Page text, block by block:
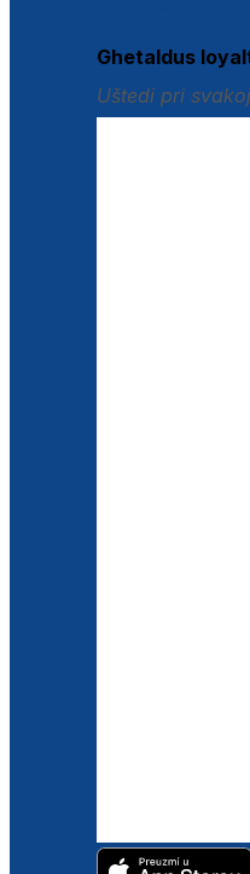
Ghetaldus
Uštedi pri